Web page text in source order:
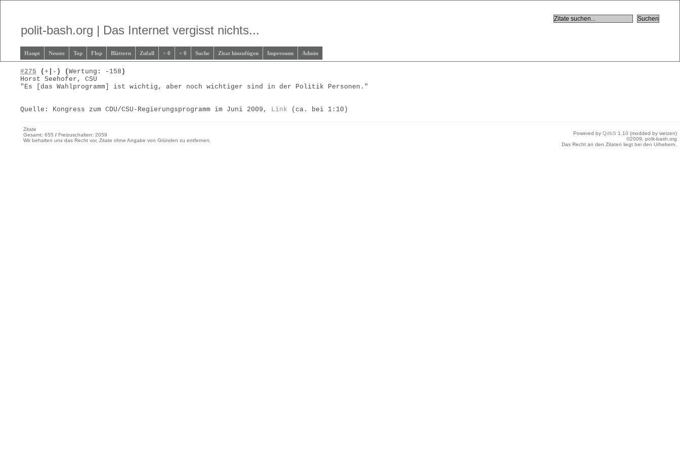
polit-bash.org | Das Internet vergisst nichts...
Haupt Neuste Top Flop Blättern Zufall > 0 < 0 Suche Zitat hinzufügen Impressum Admin
#275 (+ - ) (Wertung: -158 )
Horst Seehofer, CSU
"Es [das Wahlprogramm] ist wichtig, aber noch wichtiger sind in der Politik Personen."
Quelle: Kongress zum CDU/CSU-Regierungsprogramm im Juni 2009, Link (ca. bei 1:10)
Zitate
Gesamt: 655/ Freizuschalten: 2059
Wir behalten uns das Recht vor, Zitate ohne Angabe von Gründen zu entfernen.
Powered by QdbS 1.10 (modded by weizen)
©2009, polit-bash.org
Das Recht an den Zitaten liegt bei den Urhebern.